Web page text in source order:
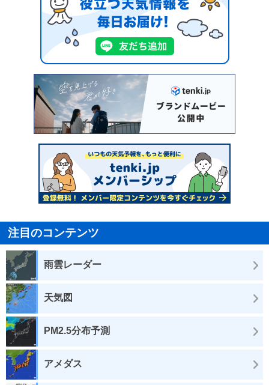
注目のコンテンツ
雨雲レーダー
天気図
PM2.5分布予測
アメダス